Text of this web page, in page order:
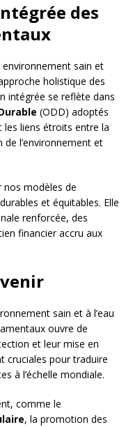
des
environnement sain et
holistique des
intégrée se reflète dans
(ODD) adoptés
les liens étroits entre la
l’environnement et
nos modèles de
et équitables. Elle
renforcée, des
financier accru aux
sain et à l’eau
ouvre de
et leur mise en
cruciales pour traduire
à l’échelle mondiale.
comme le
, la promotion des